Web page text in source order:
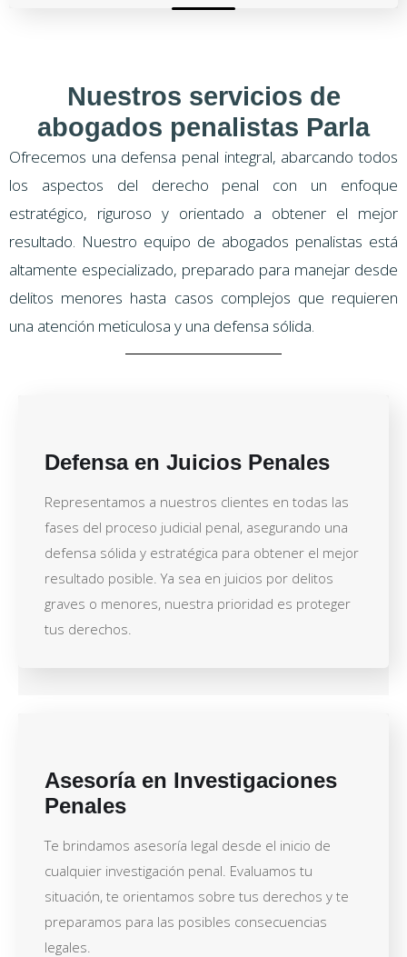
Nuestros servicios de
abogados penalistas Parla
Ofrecemos una defensa penal integral, abarcando todos
los aspectos del derecho penal con un enfoque
estratégico, riguroso y orientado a obtener el mejor
resultado. Nuestro equipo de abogados penalistas está
altamente especializado, preparado para manejar desde
delitos menores hasta casos complejos que requieren
una atención meticulosa y una defensa sólida.
Defensa en Juicios Penales
Representamos a nuestros clientes en todas las
fases del proceso judicial penal, asegurando una
defensa sólida y estratégica para obtener el mejor
resultado posible. Ya sea en juicios por delitos
graves o menores, nuestra prioridad es proteger
tus derechos.
Asesoría en Investigaciones
Penales
Te brindamos asesoría legal desde el inicio de
cualquier investigación penal. Evaluamos tu
situación, te orientamos sobre tus derechos y te
preparamos para las posibles consecuencias
legales.